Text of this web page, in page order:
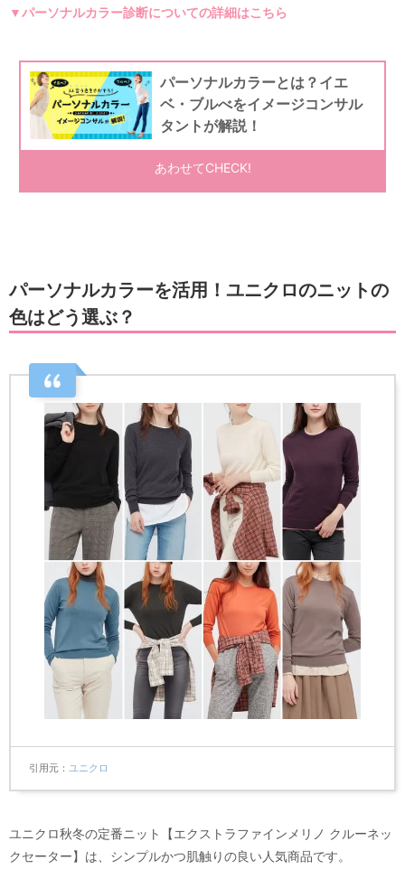
▼パーソナルカラー診断についての詳細はこちら
パーソナルカラーを活用！ユニクロのニットの
色はどう選ぶ？
引用元 ユニクロ
ユニクロ秋冬の定番ニット【エクストラファインメリノ クルーネッ
クセーター】は、シンプルかつ肌触りの良い人気商品です。